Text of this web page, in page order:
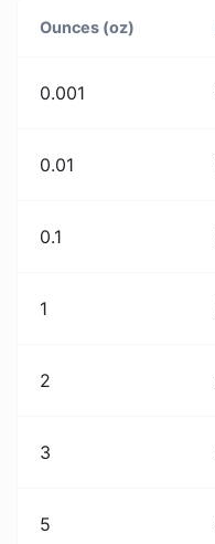
Ounces (oz)
0.001
0.01
0.1
1
2
3
5